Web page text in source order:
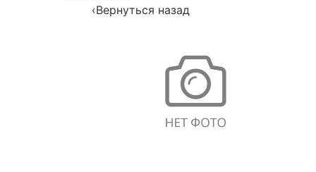
‹Вернуться назад